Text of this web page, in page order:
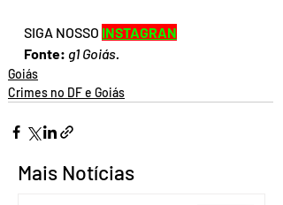
SIGA NOSSO INSTAGRAN
Fonte: g1 Goiás.
Goiás
Crimes no DF e Goiás
Mais Notícias